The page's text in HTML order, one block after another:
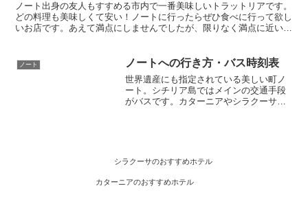
ノート出身の友人もすすめる市内で一番美味しいトラットリアです。
どの料理も美味しくて安い！ノートに行ったらぜひ食べに行って欲し
いお店です。あえて満点にしませんでしたが、限りなく満点に近いで
ノート ノートへの行き方・バス時刻表
世界遺産にも指定されている美しい町ノ
ート。シチリア島ではメインの交通手段
がバスです。カターニアやシラクーサか
シラクーサのおすすめホテル
カターニアのおすすめホテル